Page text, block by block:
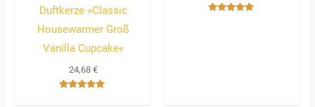
Duftkerze »Classic
Housewarmer Groß
Vanilla Cupcake«
24,68 €